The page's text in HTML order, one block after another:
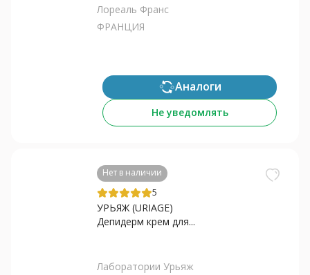
Лореаль Франс
ФРАНЦИЯ
Аналоги
Не уведомлять
Нет в наличии
5
УРЬЯЖ (URIAGE)
Депидерм крем для...
Лаборатории Урьяж